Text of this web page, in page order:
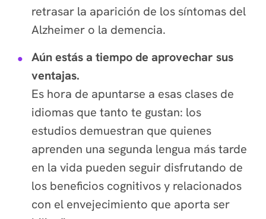
retrasar la aparición de los síntomas del
Alzheimer o la demencia.
Aún estás a tiempo de aprovechar sus
ventajas.
Es hora de apuntarse a esas clases de
idiomas que tanto te gustan: los
estudios demuestran que quienes
aprenden una segunda lengua más tarde
en la vida pueden seguir disfrutando de
los beneficios cognitivos y relacionados
con el envejecimiento que aporta ser